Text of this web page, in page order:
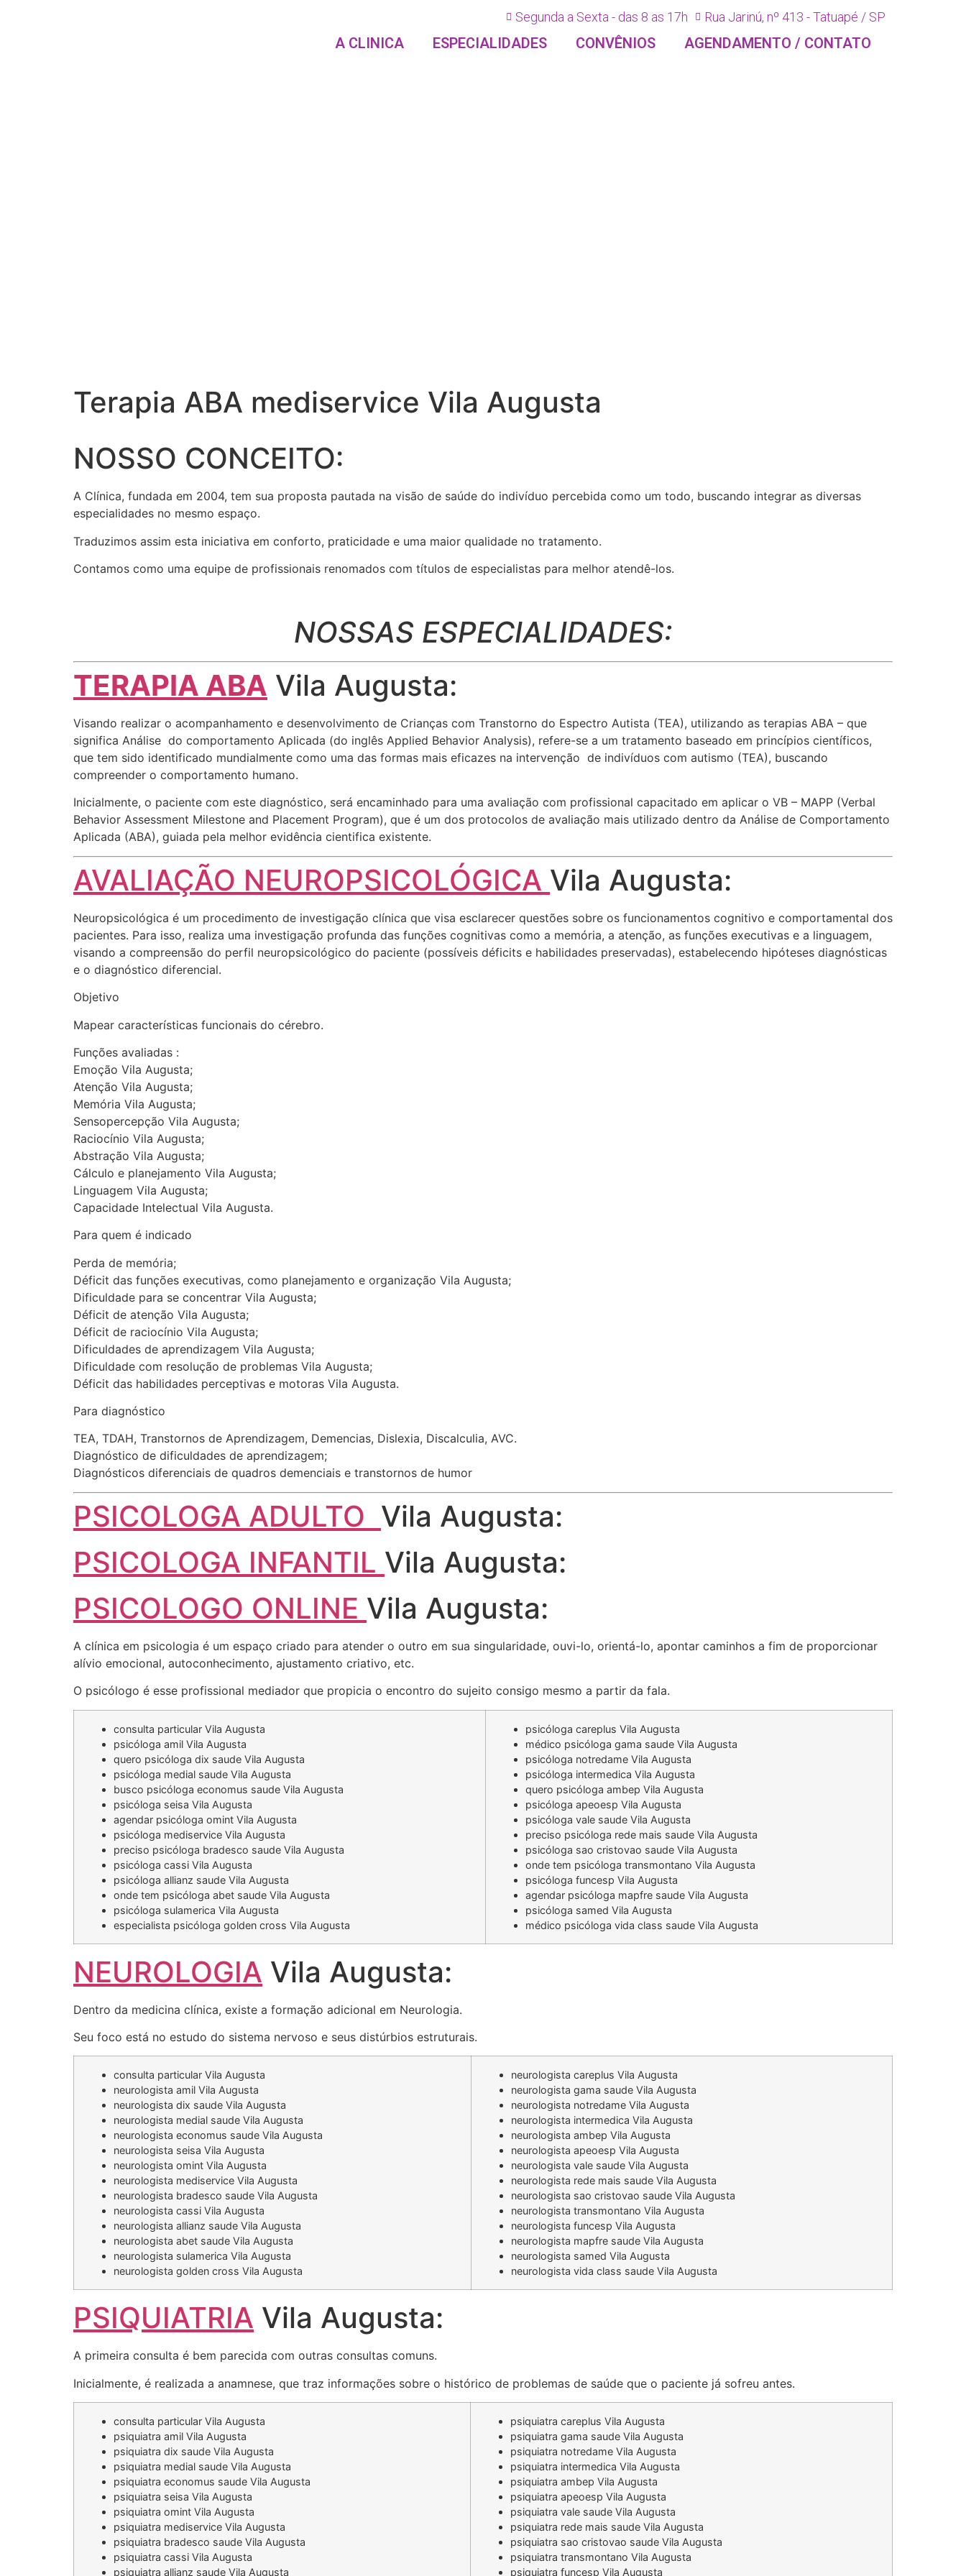
Segunda a Sexta - das 8 as 17h Rua Jarinú, nº 413 - Tatuapé / SP
A CLINICA ESPECIALIDADES CONVÊNIOS AGENDAMENTO / CONTATO
Terapia ABA mediservice Vila Augusta
NOSSO CONCEITO:
A Clínica, fundada em 2004, tem sua proposta pautada na visão de saúde do indivíduo percebida como um todo, buscando integrar as diversas
especialidades no mesmo espaço.
Traduzimos assim esta iniciativa em conforto, praticidade e uma maior qualidade no tratamento.
Contamos como uma equipe de profissionais renomados com títulos de especialistas para melhor atendê-los.
NOSSAS ESPECIALIDADES:
TERAPIA ABA Vila Augusta:
Visando realizar o acompanhamento e desenvolvimento de Crianças com Transtorno do Espectro Autista (TEA), utilizando as terapias ABA – que
significa Análise do comportamento Aplicada (do inglês Applied Behavior Analysis), refere-se a um tratamento baseado em princípios científicos,
que tem sido identificado mundialmente como uma das formas mais eficazes na intervenção de indivíduos com autismo (TEA), buscando
compreender o comportamento humano.
Inicialmente, o paciente com este diagnóstico, será encaminhado para uma avaliação com profissional capacitado em aplicar o VB – MAPP (Verbal
Behavior Assessment Milestone and Placement Program), que é um dos protocolos de avaliação mais utilizado dentro da Análise de Comportamento
Aplicada (ABA), guiada pela melhor evidência cientifica existente.
AVALIAÇÃO NEUROPSICOLÓGICA Vila Augusta:
Neuropsicológica é um procedimento de investigação clínica que visa esclarecer questões sobre os funcionamentos cognitivo e comportamental dos
pacientes. Para isso, realiza uma investigação profunda das funções cognitivas como a memória, a atenção, as funções executivas e a linguagem,
visando a compreensão do perfil neuropsicológico do paciente (possíveis déficits e habilidades preservadas), estabelecendo hipóteses diagnósticas
e o diagnóstico diferencial.
Objetivo
Mapear características funcionais do cérebro.
Funções avaliadas :
Emoção Vila Augusta;
Atenção Vila Augusta;
Memória Vila Augusta;
Sensopercepção Vila Augusta;
Raciocínio Vila Augusta;
Abstração Vila Augusta;
Cálculo e planejamento Vila Augusta;
Linguagem Vila Augusta;
Capacidade Intelectual Vila Augusta.
Para quem é indicado
Perda de memória;
Déficit das funções executivas, como planejamento e organização Vila Augusta;
Dificuldade para se concentrar Vila Augusta;
Déficit de atenção Vila Augusta;
Déficit de raciocínio Vila Augusta;
Dificuldades de aprendizagem Vila Augusta;
Dificuldade com resolução de problemas Vila Augusta;
Déficit das habilidades perceptivas e motoras Vila Augusta.
Para diagnóstico
TEA, TDAH, Transtornos de Aprendizagem, Demencias, Dislexia, Discalculia, AVC.
Diagnóstico de dificuldades de aprendizagem;
Diagnósticos diferenciais de quadros demenciais e transtornos de humor
PSICOLOGA ADULTO Vila Augusta:
PSICOLOGA INFANTIL Vila Augusta:
PSICOLOGO ONLINE Vila Augusta:
A clínica em psicologia é um espaço criado para atender o outro em sua singularidade, ouvi-lo, orientá-lo, apontar caminhos a fim de proporcionar
alívio emocional, autoconhecimento, ajustamento criativo, etc.
O psicólogo é esse profissional mediador que propicia o encontro do sujeito consigo mesmo a partir da fala.
consulta particular Vila Augusta
psicóloga amil Vila Augusta
quero psicóloga dix saude Vila Augusta
psicóloga medial saude Vila Augusta
busco psicóloga economus saude Vila Augusta
psicóloga seisa Vila Augusta
agendar psicóloga omint Vila Augusta
psicóloga mediservice Vila Augusta
preciso psicóloga bradesco saude Vila Augusta
psicóloga cassi Vila Augusta
psicóloga allianz saude Vila Augusta
onde tem psicóloga abet saude Vila Augusta
psicóloga sulamerica Vila Augusta
especialista psicóloga golden cross Vila Augusta
psicóloga careplus Vila Augusta
médico psicóloga gama saude Vila Augusta
psicóloga notredame Vila Augusta
psicóloga intermedica Vila Augusta
quero psicóloga ambep Vila Augusta
psicóloga apeoesp Vila Augusta
psicóloga vale saude Vila Augusta
preciso psicóloga rede mais saude Vila Augusta
psicóloga sao cristovao saude Vila Augusta
onde tem psicóloga transmontano Vila Augusta
psicóloga funcesp Vila Augusta
agendar psicóloga mapfre saude Vila Augusta
psicóloga samed Vila Augusta
médico psicóloga vida class saude Vila Augusta
NEUROLOGIA Vila Augusta:
Dentro da medicina clínica, existe a formação adicional em Neurologia.
Seu foco está no estudo do sistema nervoso e seus distúrbios estruturais.
consulta particular Vila Augusta
neurologista amil Vila Augusta
neurologista dix saude Vila Augusta
neurologista medial saude Vila Augusta
neurologista economus saude Vila Augusta
neurologista seisa Vila Augusta
neurologista omint Vila Augusta
neurologista mediservice Vila Augusta
neurologista bradesco saude Vila Augusta
neurologista cassi Vila Augusta
neurologista allianz saude Vila Augusta
neurologista abet saude Vila Augusta
neurologista sulamerica Vila Augusta
neurologista golden cross Vila Augusta
neurologista careplus Vila Augusta
neurologista gama saude Vila Augusta
neurologista notredame Vila Augusta
neurologista intermedica Vila Augusta
neurologista ambep Vila Augusta
neurologista apeoesp Vila Augusta
neurologista vale saude Vila Augusta
neurologista rede mais saude Vila Augusta
neurologista sao cristovao saude Vila Augusta
neurologista transmontano Vila Augusta
neurologista funcesp Vila Augusta
neurologista mapfre saude Vila Augusta
neurologista samed Vila Augusta
neurologista vida class saude Vila Augusta
PSIQUIATRIA Vila Augusta:
A primeira consulta é bem parecida com outras consultas comuns.
Inicialmente, é realizada a anamnese, que traz informações sobre o histórico de problemas de saúde que o paciente já sofreu antes.
consulta particular Vila Augusta
psiquiatra amil Vila Augusta
psiquiatra dix saude Vila Augusta
psiquiatra medial saude Vila Augusta
psiquiatra economus saude Vila Augusta
psiquiatra seisa Vila Augusta
psiquiatra omint Vila Augusta
psiquiatra mediservice Vila Augusta
psiquiatra bradesco saude Vila Augusta
psiquiatra cassi Vila Augusta
psiquiatra allianz saude Vila Augusta
psiquiatra careplus Vila Augusta
psiquiatra gama saude Vila Augusta
psiquiatra notredame Vila Augusta
psiquiatra intermedica Vila Augusta
psiquiatra ambep Vila Augusta
psiquiatra apeoesp Vila Augusta
psiquiatra vale saude Vila Augusta
psiquiatra rede mais saude Vila Augusta
psiquiatra sao cristovao saude Vila Augusta
psiquiatra transmontano Vila Augusta
psiquiatra funcesp Vila Augusta